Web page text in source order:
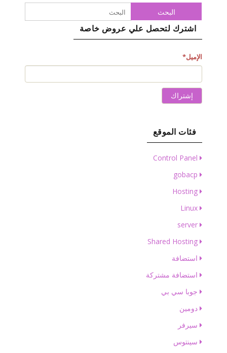
اشترك لتحصل علي عروض خاصة
الإميل*
إشتراك
فئات الموقع
Control Panel
gobacp
Hosting
Linux
server
Shared Hosting
استضافة
استضافة مشتركة
جوبا سي بي
دومين
سيرفر
سينتوس